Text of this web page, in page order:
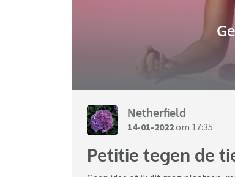
Netherfield
14-01-2022om 17:35
Petitie tegen de